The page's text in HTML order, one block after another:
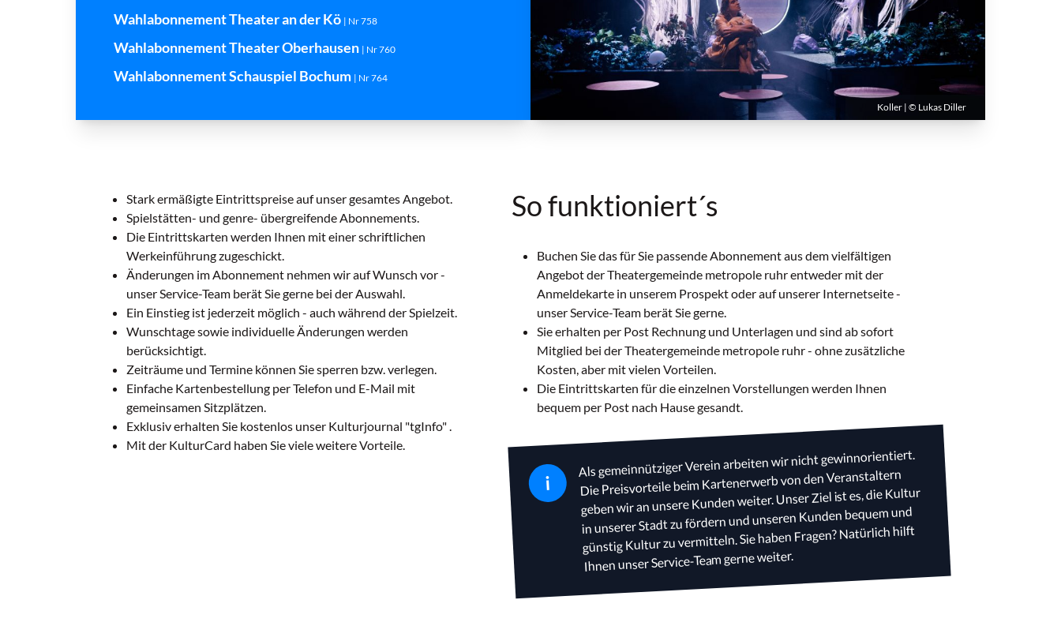
Wahlabonnement Theater an der Kö | Nr 758
Wahlabonnement Theater Oberhausen | Nr 760
Wahlabonnement Schauspiel Bochum | Nr 764
Koller | © Lukas Diller
Stark ermäßigte Eintrittspreise auf unser gesamtes Angebot.
Spielstätten- und genre­- übergreifende Abonnements.
Die Eintrittskarten werden Ihnen mit einer schriftlichen
Werkeinführung zugeschickt.
Änderungen im Abonnement nehmen wir auf Wunsch vor -
unser Service-Team berät Sie gerne bei der Auswahl.
Ein Einstieg ist jederzeit möglich - auch während der Spielzeit.
Wunschtage sowie individuelle Änderungen werden
berücksichtigt.
Zeiträume und Termine können Sie sperren bzw. verlegen.
Einfache Kartenbestellung per Telefon und E-Mail mit
gemeinsamen Sitzplätzen.
Exklusiv erhalten Sie kostenlos unser Kulturjournal "tgInfo" .
Mit der KulturCard haben Sie viele weitere Vorteile.
So funktioniert´s
Buchen Sie das für Sie passende Abonnement aus dem vielfältigen
Angebot der Theatergemeinde metropole ruhr entweder mit der
Anmeldekarte in unserem Prospekt oder auf unserer Internetseite -
unser Service-Team berät Sie gerne.
Sie erhalten per Post Rechnung und Unterlagen und sind ab sofort
Mitglied bei der Theatergemeinde metropole ruhr - ohne zusätzliche
Kosten, aber mit vielen Vorteilen.
Die Eintrittskarten für die einzelnen Vorstellungen werden Ihnen
bequem per Post nach Hause gesandt.
i
Als gemeinnütziger Verein arbeiten wir nicht gewinnorientiert.
Die Preisvorteile beim Kartenerwerb von den Veranstaltern
geben wir an unsere Kunden weiter. Unser Ziel ist es, die Kultur
in unserer Stadt zu fördern und unseren Kunden bequem und
günstig Kultur zu vermitteln. Sie haben Fragen? Natürlich hilft
Ihnen unser Service-Team gerne weiter.